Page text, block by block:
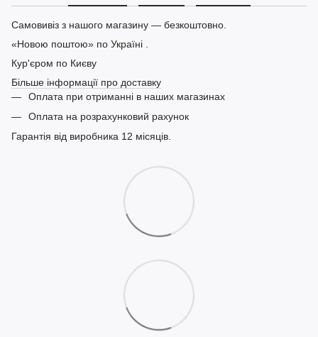
Самовивіз з нашого магазину — безкоштовно.
«Новою поштою» по Україні .
Кур'єром по Києву
Більше інформації про доставку
Оплата при отриманні в наших магазинах
Оплата на розрахунковий рахунок
Гарантія від виробника 12 місяців.